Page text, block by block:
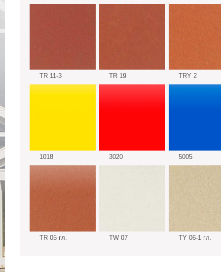
TR 11-3 TR 19 TRY 2
1018 3020 5005
TR 05 гл. TW 07 TY 06-1 гл.